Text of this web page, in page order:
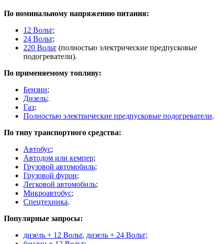
По номинальному напряжению питания:
12 Вольт;
24 Вольт;
220 Вольт (полностью электрические предпусковые
подогреватели).
По применяемому топливу:
Бензин;
Дизель;
Газ;
Полностью электрические предпусковые подогреватели.
По типу транспортного средства:
Автобус;
Автодом или кемпер;
Грузовой автомобиль;
Грузовой фурон;
Легковой автомобиль;
Микроавтобус;
Спецтехника.
Популярные запросы:
дизель + 12 Вольт, дизель + 24 Вольт;